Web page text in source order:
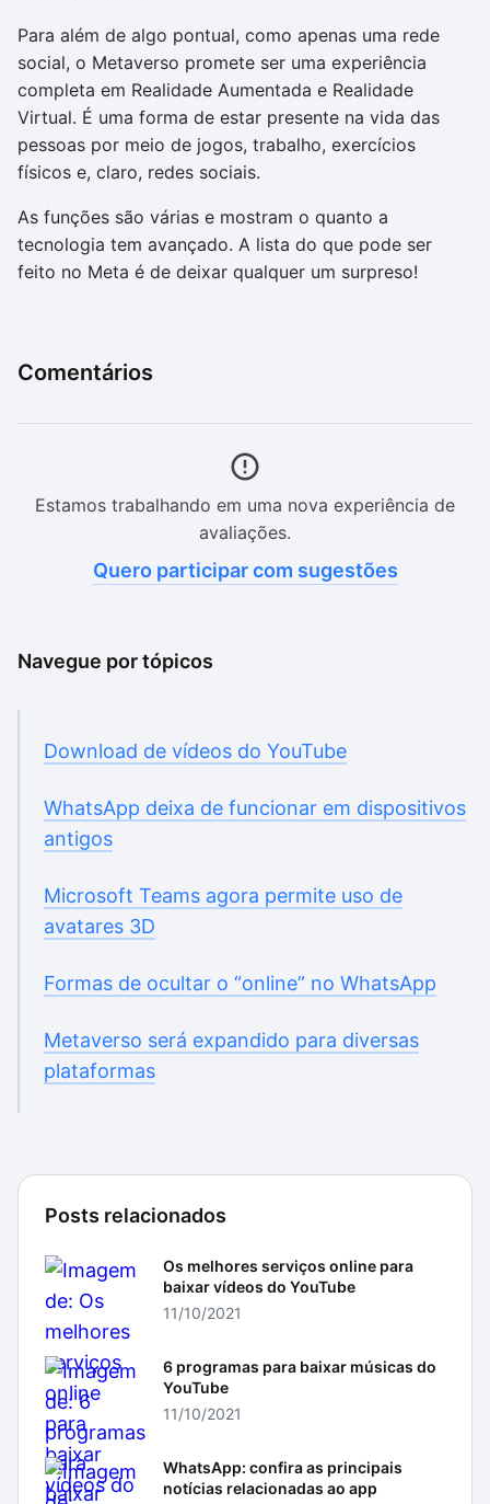
Para além de algo pontual, como apenas uma rede
social, o Metaverso promete ser uma experiência
completa em Realidade Aumentada e Realidade
Virtual. É uma forma de estar presente na vida das
pessoas por meio de jogos, trabalho, exercícios
físicos e, claro, redes sociais.
As funções são várias e mostram o quanto a
tecnologia tem avançado. A lista do que pode ser
feito no Meta é de deixar qualquer um surpreso!
Comentários
Estamos trabalhando em uma nova experiência de
avaliações.
Quero participar com sugestões
Navegue por tópicos
Download de vídeos do YouTube
WhatsApp deixa de funcionar em dispositivos
antigos
Microsoft Teams agora permite uso de
avatares 3D
Formas de ocultar o “online” no WhatsApp
Metaverso será expandido para diversas
plataformas
Posts relacionados
Os melhores serviços online para
baixar vídeos do YouTube
11/10/2021
6 programas para baixar músicas do
YouTube
11/10/2021
WhatsApp: confira as principais
notícias relacionadas ao app